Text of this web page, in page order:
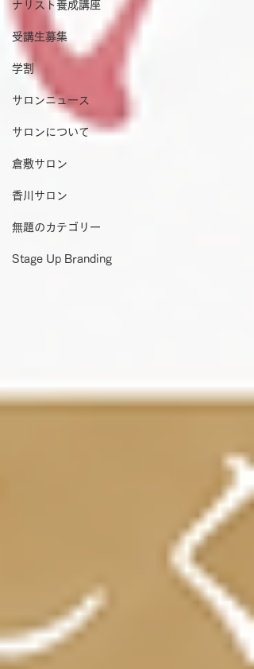
ナリスト養成講座
受講生募集
学割
サロンニュース
サロンについて
倉敷サロン
香川サロン
無題のカテゴリー
Stage Up Branding